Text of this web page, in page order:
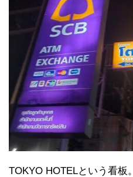
TOKYO HOTELという看板。